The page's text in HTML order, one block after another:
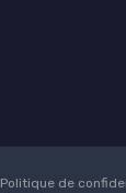
Politique de